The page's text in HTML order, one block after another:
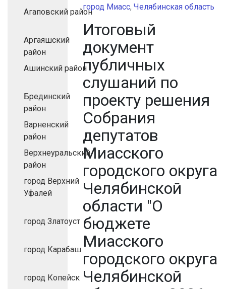
Агаповский район
Аргаяшский
район
Ашинский район
Брединский
район
Варненский
район
Верхнеуральский
район
город Верхний
Уфалей
город Златоуст
город Карабаш
город Копейск
город Миасс,Челябинская область
Итоговый
документ
публичных
слушаний по
проекту решения
Собрания
депутатов
Миасского
городского округа
Челябинской
области "О
бюджете
Миасского
городского округа
Челябинской